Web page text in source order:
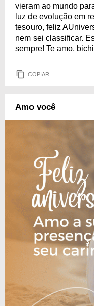
vieram ao mundo
luz de evolução em
tesouro, feliz
nem sei classificar.
sempre! Te amo,
COPIAR
Amo você